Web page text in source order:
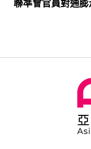
聯準會官員對通